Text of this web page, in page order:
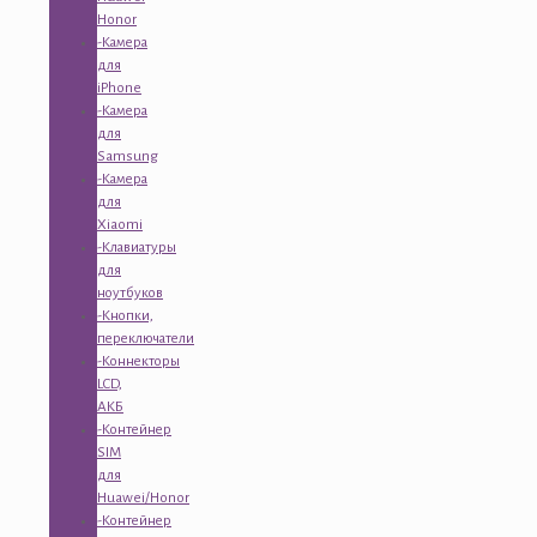
Honor
-Камера
для
iPhone
-Камера
для
Samsung
-Камера
для
Xiaomi
-Клавиатуры
для
ноутбуков
-Кнопки,
переключатели
-Коннекторы
LCD,
АКБ
-Контейнер
SIM
для
Huawei/Honor
-Контейнер